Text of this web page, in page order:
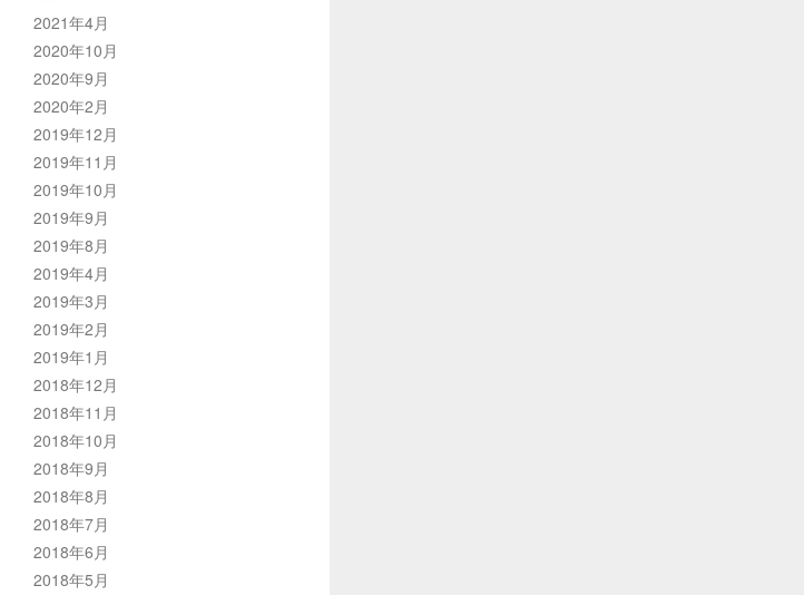
2021年4月
2020年10月
2020年9月
2020年2月
2019年12月
2019年11月
2019年10月
2019年9月
2019年8月
2019年4月
2019年3月
2019年2月
2019年1月
2018年12月
2018年11月
2018年10月
2018年9月
2018年8月
2018年7月
2018年6月
2018年5月